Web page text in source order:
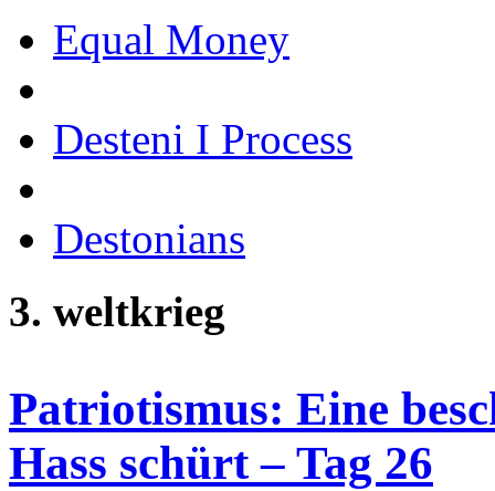
Equal Money
Desteni I Process
Destonians
3. weltkrieg
Patriotismus: Eine
Hass schürt – Tag 26